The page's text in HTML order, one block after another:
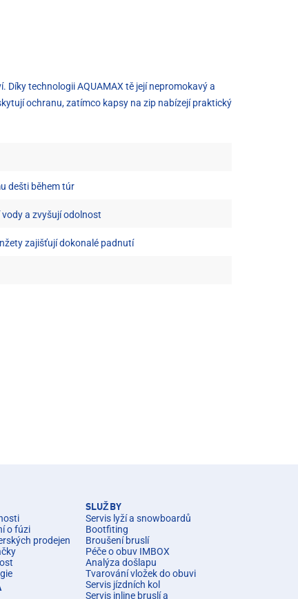
technologii AQUAMAX tě její nepromokavý a
ochranu, zatímco kapsy na zip nabízejí praktický
dešti během túr
a zvyšují odolnost
zajišťují dokonalé padnutí
o fúzi
prodejen
SLUŽBY
Servis lyží a snowboardů
Bootfiting
Broušení bruslí
Péče o obuv IMBOX
Analýza došlapu
Tvarování vložek do obuvi
Servis jízdních kol
Servis inline bruslí a